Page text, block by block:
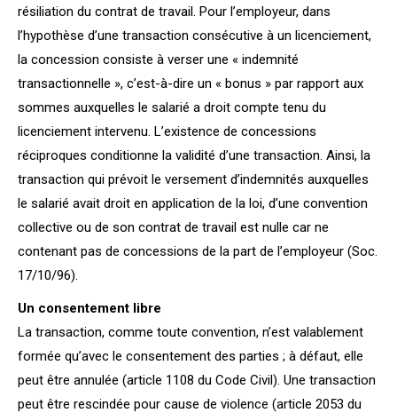
résiliation du contrat de travail. Pour l’employeur, dans
l’hypothèse d’une transaction consécutive à un licenciement,
la concession consiste à verser une « indemnité
transactionnelle », c’est-à-dire un « bonus » par rapport aux
sommes auxquelles le salarié a droit compte tenu du
licenciement intervenu. L’existence de concessions
réciproques conditionne la validité d’une transaction. Ainsi, la
transaction qui prévoit le versement d’indemnités auxquelles
le salarié avait droit en application de la loi, d’une convention
collective ou de son contrat de travail est nulle car ne
contenant pas de concessions de la part de l’employeur (Soc.
17/10/96).
Un consentement libre
La transaction, comme toute convention, n’est valablement
formée qu’avec le consentement des parties ; à défaut, elle
peut être annulée (article 1108 du Code Civil). Une transaction
peut être rescindée pour cause de violence (article 2053 du